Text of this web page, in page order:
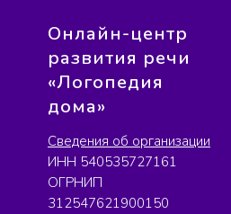
Онлайн-центр
развития речи
«Логопедия
дома»
Сведения об организации
ИНН 540535727161
ОГРНИП
312547621900150